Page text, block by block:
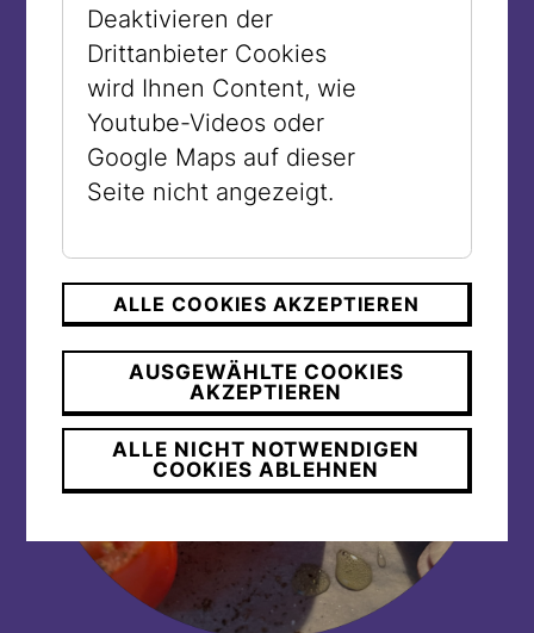
© JMW
Deaktivieren der
Drittanbieter Cookies
wird Ihnen Content, wie
Youtube-Videos oder
Google Maps auf dieser
Seite nicht angezeigt.
ALLE COOKIES AKZEPTIEREN
AUSGEWÄHLTE COOKIES
AKZEPTIEREN
ALLE NICHT NOTWENDIGEN
COOKIES ABLEHNEN